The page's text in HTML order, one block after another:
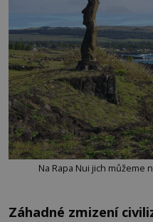
Na Rapa Nui jich můžeme
Záhadné zmizení